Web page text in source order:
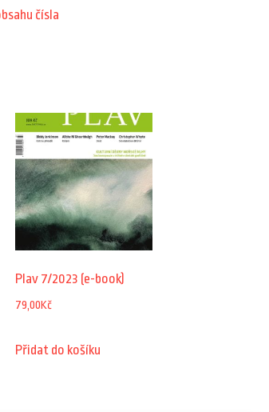
čísla
Plav 7/2023 (e-book)
79,00Kč
Přidat do košíku